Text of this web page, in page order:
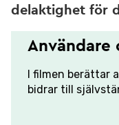
delaktighet för
Användare
I filmen berättar
bidrar till